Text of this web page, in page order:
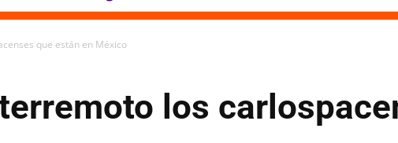
que están en México
los